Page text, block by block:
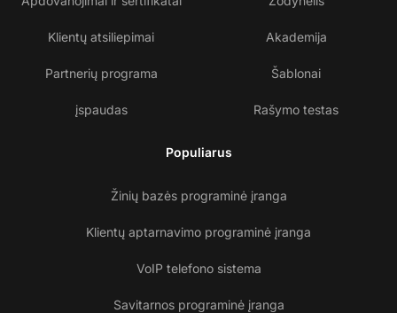
Klientų atsiliepimai
Partnerių programa
įspaudas
Akademija
Šablonai
Rašymo testas
Populiarus
Žinių bazės programinė įranga
Klientų aptarnavimo programinė įranga
VoIP telefono sistema
Savitarnos programinė įranga